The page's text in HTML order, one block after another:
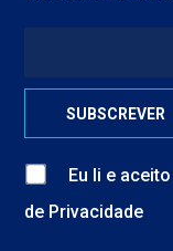
Eu li e aceito
de Privacidade